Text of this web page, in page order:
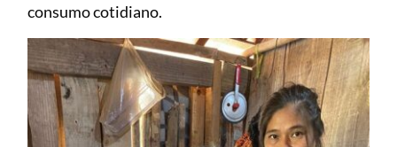
consumo cotidiano.